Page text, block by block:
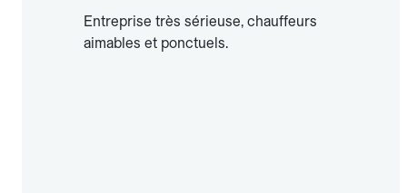
Entreprise très sérieuse, chauffeurs
aimables et ponctuels.